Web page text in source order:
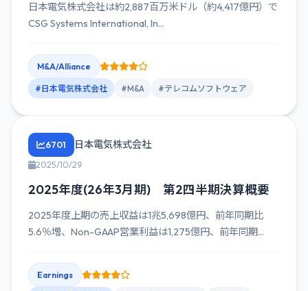
日本電気株式会社は約2,887百万米ドル（約4,417億円）で
CSG Systems International, In...
M&A/Alliance
#日本電気株式会社 #M&A #テレコムソフトウェア
6701 日本電気株式会社
2025/10/29
2025年度(26年3月期) 第2四半期決算概要
2025年度上期の売上収益は1兆5,698億円、前年同期比
5.6％増、Non-GAAP営業利益は1,275億円、前年同期...
Earnings